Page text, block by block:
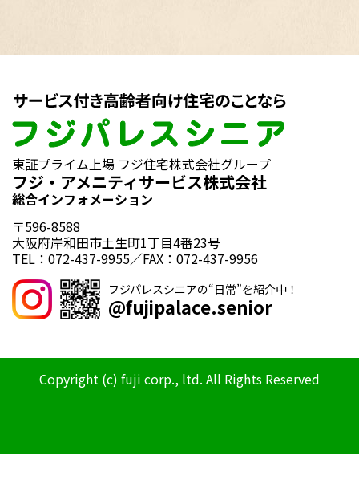
東証プライム上場 フジ住宅株式会社グループ
フジ・アメニティサービス株式会社
総合インフォメーション
〒596-8588
大阪府岸和田市土生町1丁目4番23号
TEL：072-437-9955／FAX：072-437-9956
フジパレスシニアの“日常”を紹介中！
@fujipalace.senior
Copyright (c) fuji corp., ltd. All Rights Reserved